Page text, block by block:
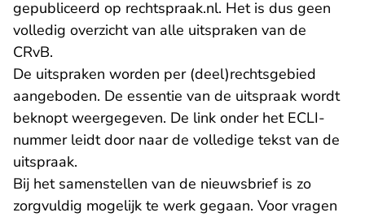
gepubliceerd op rechtspraak.nl. Het is dus geen
volledig overzicht van alle uitspraken van de
CRvB.
De uitspraken worden per (deel)rechtsgebied
aangeboden. De essentie van de uitspraak wordt
beknopt weergegeven. De link onder het ECLI-
nummer leidt door naar de volledige tekst van de
uitspraak.
Bij het samenstellen van de nieuwsbrief is zo
zorgvuldig mogelijk te werk gegaan. Voor vragen